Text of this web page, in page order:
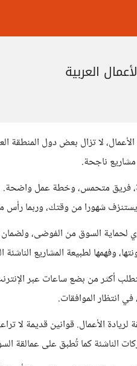
العربية
لا تزال بعض دول المنطقة
ناجحة.
فريق متحمس، وخطة عمل واضحة.
شهورا من وقتك، وربما رأس
السوق من الفوضى، ولضمان
وفهمها لطبيعة المشاريع
أكثر من بضع ساعات عبر
انتظار الموافقات.
الأعمال. قوانين قديمة لا
الناشئة كما تُطبق على عمالقة